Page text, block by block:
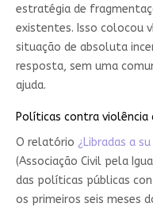
estratégia de
existentes. Isso colocou
situação de absoluta
resposta, sem uma
ajuda.
Políticas contra violência
O relatório ¿Libradas a
(Associação Civil pela
das políticas públicas
os primeiros seis meses